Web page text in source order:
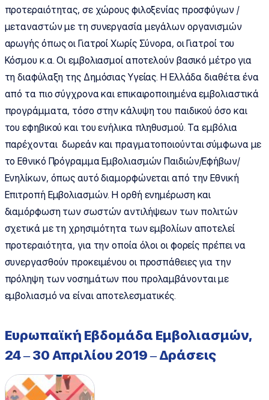
προτεραιότητας, σε χώρους φιλοξενίας προσφύγων /
μεταναστών με τη συνεργασία μεγάλων οργανισμών
αρωγής όπως οι Γιατροί Χωρίς Σύνορα, οι Γιατροί του
Κόσμου κ.α. Οι εμβολιασμοί αποτελούν βασικό μέτρο για
τη διαφύλαξη της Δημόσιας Υγείας. Η Ελλάδα διαθέτει ένα
από τα πιο σύγχρονα και επικαιροποιημένα εμβολιαστικά
προγράμματα, τόσο στην κάλυψη του παιδικού όσο και
του εφηβικού και του ενήλικα πληθυσμού. Τα εμβόλια
παρέχονται δωρεάν και πραγματοποιούνται σύμφωνα με
το Εθνικό Πρόγραμμα Εμβολιασμών Παιδιών/Εφήβων/
Ενηλίκων, όπως αυτό διαμορφώνεται από την Εθνική
Επιτροπή Εμβολιασμών. Η ορθή ενημέρωση και
διαμόρφωση των σωστών αντιλήψεων των πολιτών
σχετικά με τη χρησιμότητα των εμβολίων αποτελεί
προτεραιότητα, για την οποία όλοι οι φορείς πρέπει να
συνεργασθούν προκειμένου οι προσπάθειες για την
πρόληψη των νοσημάτων που προλαμβάνονται με
εμβολιασμό να είναι αποτελεσματικές.
Ευρωπαϊκή Εβδομάδα Εμβολιασμών,
24 – 30 Απριλίου 2019 – Δράσεις